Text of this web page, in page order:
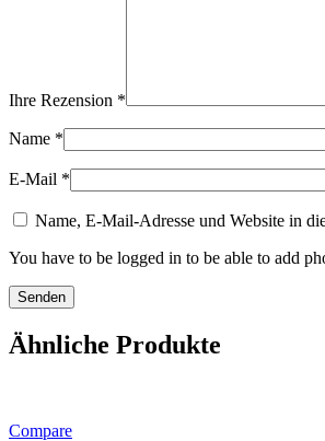
Ihre Rezension *
Name *
E-Mail *
Name, E-Mail-Adresse und Website in
You have to be logged in to be able to add
Ähnliche Produkte
Compare